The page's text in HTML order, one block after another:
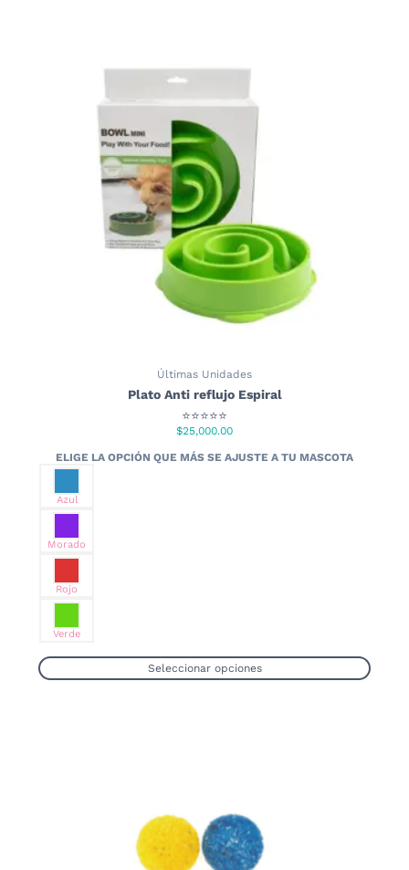
Últimas Unidades
Plato Anti reflujo Espiral
⭐⭐⭐⭐⭐
$25,000.00
Azul
Morado
Rojo
Verde
Seleccionar opciones
se
pueden
elegir